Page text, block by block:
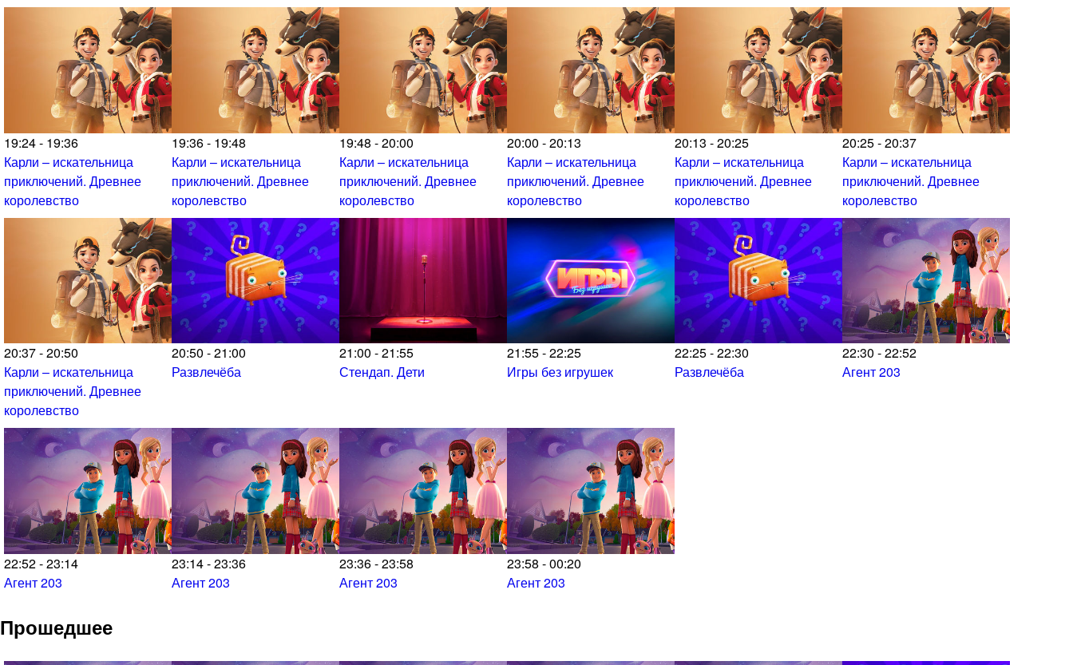
19:24 - 19:36
Карли – искательница
приключений. Древнее
королевство
19:36 - 19:48
Карли – искательница
приключений. Древнее
королевство
19:48 - 20:00
Карли – искательница
приключений. Древнее
королевство
20:00 - 20:13
Карли – искательница
приключений. Древнее
королевство
20:13 - 20:25
Карли – искательница
приключений. Древнее
королевство
20:25 - 20:37
Карли – искательница
приключений. Древнее
королевство
20:37 - 20:50
Карли – искательница
приключений. Древнее
королевство
20:50 - 21:00
Развлечёба
21:00 - 21:55
Стендап. Дети
21:55 - 22:25
Игры без игрушек
22:25 - 22:30
Развлечёба
22:30 - 22:52
Агент 203
22:52 - 23:14
Агент 203
23:14 - 23:36
Агент 203
23:36 - 23:58
Агент 203
23:58 - 00:20
Агент 203
Прошедшее